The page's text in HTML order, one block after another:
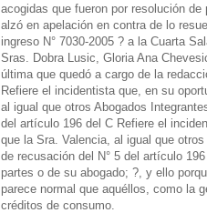
acogidas que fueron por resolución
alzó en apelación en contra de lo
ingreso N° 7030-2005 ? a la Cuarta
Sras. Dobra Lusic, Gloria Ana
última que quedó a cargo de la
Refiere el incidentista que, en su
al igual que otros Abogados
del artículo 196 del C Refiere el
que la Sra. Valencia, al igual que
de recusación del N° 5 del artículo
partes o de su abogado; ?, y ello
parece normal que aquéllos, como la
créditos de consumo.